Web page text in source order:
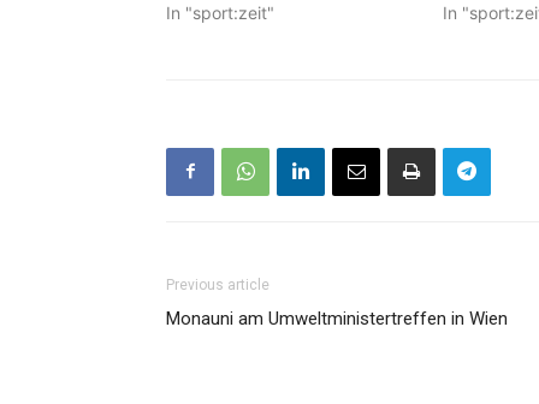
In "sport:zeit"
In
Previous article
Monauni am Umweltministertreffen in Wien